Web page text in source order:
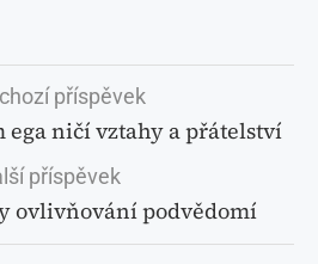
příspěvek
ega ničí vztahy a přátelství
příspěvek
ovlivňování podvědomí